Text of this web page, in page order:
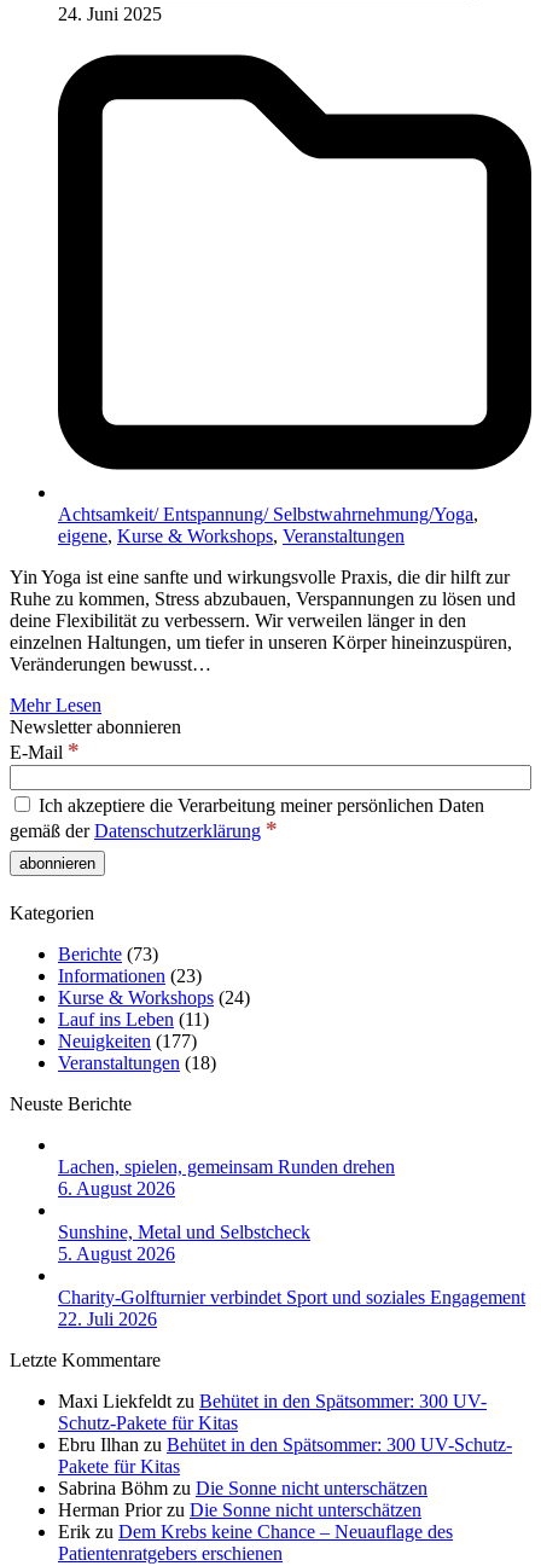
24. Juni 2025
Achtsamkeit/ Entspannung/ Selbstwahrnehmung/Yoga,
eigene, Kurse & Workshops, Veranstaltungen
Yin Yoga ist eine sanfte und wirkungsvolle Praxis, die dir hilft zur
Ruhe zu kommen, Stress abzubauen, Verspannungen zu lösen und
deine Flexibilität zu verbessern. Wir verweilen länger in den
einzelnen Haltungen, um tiefer in unseren Körper hineinzuspüren,
Veränderungen bewusst…
Mehr Lesen
Newsletter abonnieren
E-Mail *
Ich akzeptiere die Verarbeitung meiner persönlichen Daten
gemäß derDatenschutzerklärung *
Kategorien
Berichte (73)
Informationen (23)
Kurse & Workshops (24)
Lauf ins Leben (11)
Neuigkeiten (177)
Veranstaltungen (18)
Neuste Berichte
Lachen, spielen, gemeinsam Runden drehen
6. August 2026
Sunshine, Metal und Selbstcheck
5. August 2026
Charity-Golfturnier verbindet Sport und soziales Engagement
22. Juli 2026
Letzte Kommentare
Maxi Liekfeldt zu Behütet in den Spätsommer: 300 UV-
Schutz-Pakete für Kitas
Ebru Ilhan zu Behütet in den Spätsommer: 300 UV-Schutz-
Pakete für Kitas
Sabrina Böhm zu Die Sonne nicht unterschätzen
Herman Priorzu Die Sonne nicht unterschätzen
Erik zu Dem Krebs keine Chance – Neuauflage des
Patientenratgebers erschienen